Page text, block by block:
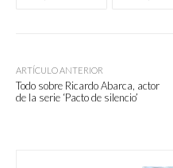
ARTÍCULO ANTERIOR
Todo sobre Ricardo Abarca, actor
de la serie ‘Pacto de silencio’